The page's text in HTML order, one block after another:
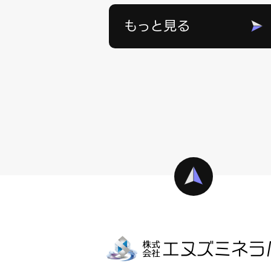
もっと見る